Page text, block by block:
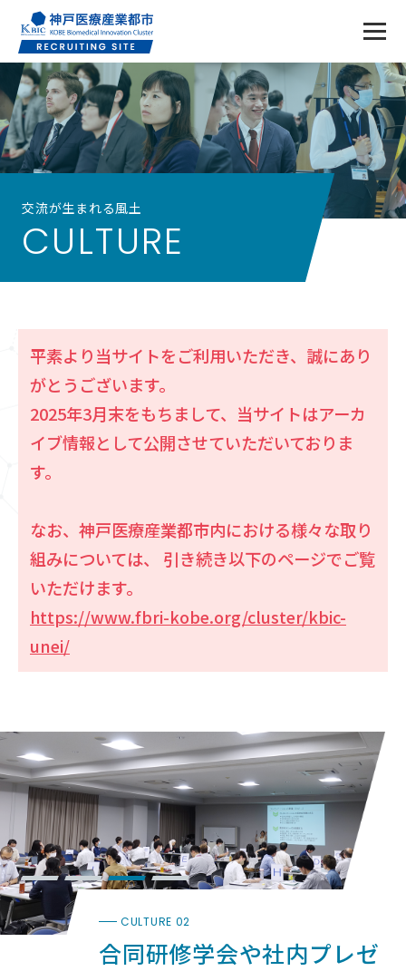
交流が生まれる風土
CULTURE
平素より当サイトをご利用いただき、誠にあり
がとうございます。
2025年3月末をもちまして、当サイトはアーカ
イブ情報として公開させていただいておりま
す。
なお、神戸医療産業都市内における様々な取り
組みについては、
引き続き以下のページでご覧
いただけます。
https://www.fbri-kobe.org/cluster/kbic-
unei/
CULTURE 02
合同研修学会や社内プレゼ